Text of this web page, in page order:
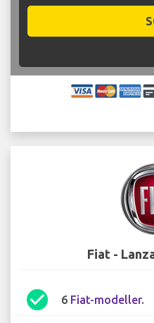
Fiat -
check_circle 6 Fiat-modeller.